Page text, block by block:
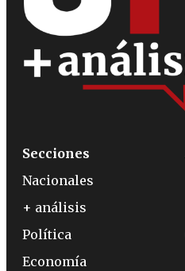
Secciones
Nacionales
+ análisis
Política
Economía